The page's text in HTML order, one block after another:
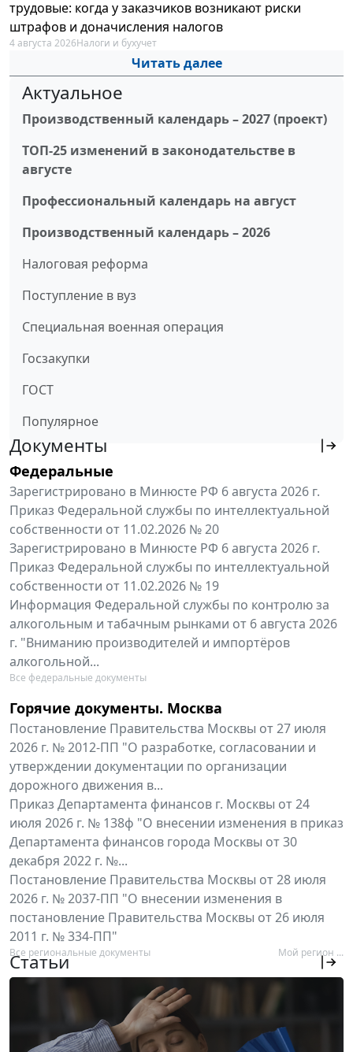
трудовые: когда у заказчиков возникают риски
штрафов и доначисления налогов
4 августа 2026Налоги и бухучет
Читать далее
Актуальное
Производственный календарь – 2027 (проект)
ТОП-25 изменений в законодательстве в
августе
Профессиональный календарь на август
Производственный календарь – 2026
Налоговая реформа
Поступление в вуз
Специальная военная операция
Госзакупки
ГОСТ
Популярное
Документы
Федеральные
Зарегистрировано в Минюсте РФ 6 августа 2026 г.
Приказ Федеральной службы по интеллектуальной
собственности от 11.02.2026 № 20
Зарегистрировано в Минюсте РФ 6 августа 2026 г.
Приказ Федеральной службы по интеллектуальной
собственности от 11.02.2026 № 19
Информация Федеральной службы по контролю за
алкогольным и табачным рынками от 6 августа 2026
г. "Вниманию производителей и импортёров
алкогольной...
Все федеральные документы
Горячие документы. Москва
Постановление Правительства Москвы от 27 июля
2026 г. № 2012-ПП "О разработке, согласовании и
утверждении документации по организации
дорожного движения в...
Приказ Департамента финансов г. Москвы от 24
июля 2026 г. № 138ф "О внесении изменения в приказ
Департамента финансов города Москвы от 30
декабря 2022 г. №...
Постановление Правительства Москвы от 28 июля
2026 г. № 2037-ПП "О внесении изменения в
постановление Правительства Москвы от 26 июля
2011 г. № 334-ПП"
Все региональные документы Мой регион ...
Статьи